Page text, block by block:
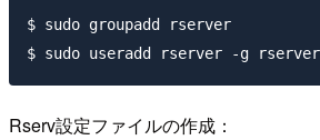
$ sudo groupadd rserver
Rserv設定ファイルの作成：